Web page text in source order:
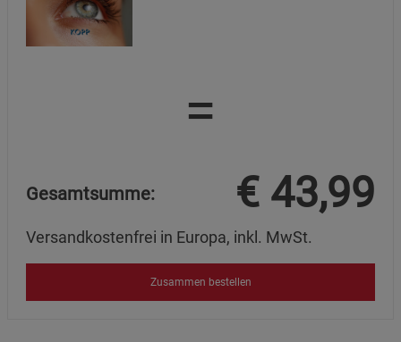
=
Gesamtsumme: € 43,99
Versandkostenfrei in Europa, inkl. MwSt.
Zusammen bestellen